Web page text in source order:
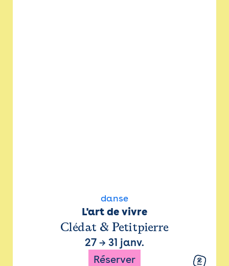
danse
L'art de vivre
Clédat & Petitpierre
27 → 31 janv.
Réserver